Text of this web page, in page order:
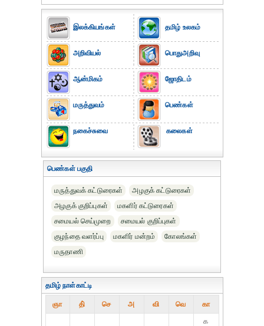
இலக்கியங்கள்
அறிவியல்
ஆன்மிகம்
மருத்துவம்
நகைச்சுவை
தமிழ் உலகம்
பொதுஅறிவு
ஜோதிடம்
பெண்கள்
கலைகள்
பெண்கள் பகுதி
மருத்துவக் கட்டுரைகள்
அழகுக் கட்டுரைகள்
அழகுக் குறிப்புகள்
மகளிர் கட்டுரைகள்
சமையல் செய்முறை
சமையல் குறிப்புகள்
குழந்தை வளர்ப்பு
மகளிர் மன்றம்
கோலங்கள்
மருதாணி
தமிழ் நாள்காட்டி
ஞா தி் செ அ வி வெ கா
௧